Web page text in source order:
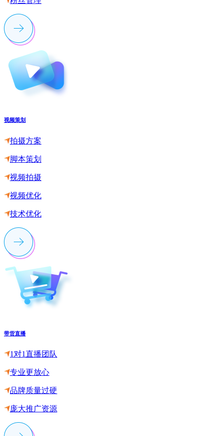
视频策划
拍摄方案
脚本策划
视频拍摄
视频优化
技术优化
带货直播
1对1直播团队
专业更放心
品牌质量过硬
庞大推广资源